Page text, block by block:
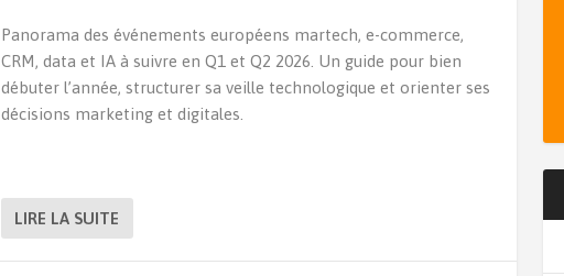
Panorama des événements européens martech, e-commerce,
CRM, data et IA à suivre en Q1 et Q2 2026. Un guide pour bien
débuter l’année, structurer sa veille technologique et orienter ses
décisions marketing et digitales.
LIRE LA SUITE